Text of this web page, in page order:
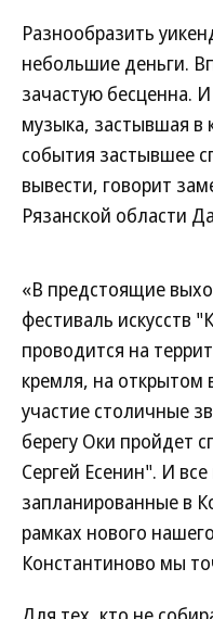
Разнообразить
небольшие деньги.
зачастую бесценна.
музыка, застывшая в
события застывшее
вывести, говорит
Рязанской области
«В предстоящие
фестиваль искусств
проводится на
кремля, на открытом
участие столичные
берегу Оки пройдет
Сергей Есенин". И
запланированные в
рамках нового
Константиново мы